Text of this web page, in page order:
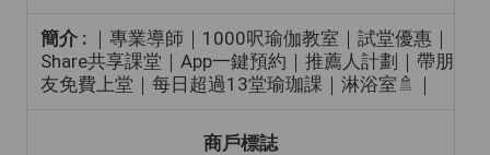
簡介 : ｜專業導師｜1000呎瑜伽教室｜試堂優惠｜
Share共享課堂｜App一鍵預約｜推薦人計劃｜帶朋
友免費上堂｜每日超過13堂瑜珈課｜淋浴室🚿｜
商戶標誌